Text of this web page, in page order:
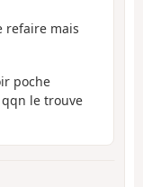
refaire mais
poche
le trouve